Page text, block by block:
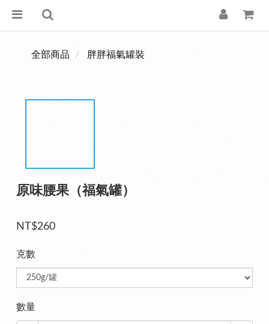
全部商品 胖胖福氣罐裝
原味腰果（福氣罐）
NT$260
克數
數量